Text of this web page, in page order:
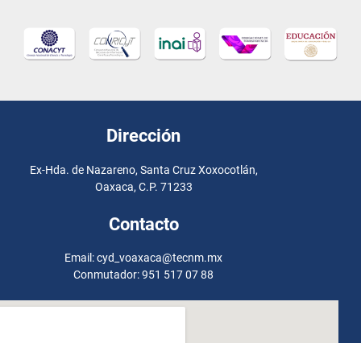
Dirección
Ex-Hda. de Nazareno, Santa Cruz Xoxocotlán,
Oaxaca, C.P. 71233
Contacto
Email: cyd_voaxaca@tecnm.mx
Conmutador: 951 517 07 88